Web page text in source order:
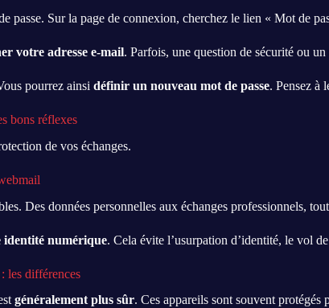
passe. Sur la page de connexion, cherchez le lien « Mot de
votre adresse e-mail. Parfois, une question de sécurité ou
pourrez ainsi définir un nouveau mot de passe. Pensez à
bons réflexes
de vos échanges.
Des données personnelles aux échanges professionnels,
identité numérique. Cela évite l’usurpation d’identité, le vol
les différences
généralement plus sûr. Ces appareils sont souvent protégés